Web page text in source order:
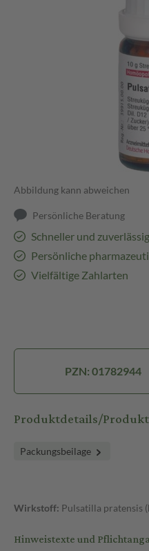
Abbildung kann abweichen
Persönliche Beratung
Schneller und
Persönliche
Vielfältige Zahlarten
PZN: 01782944
Produktdetails/
Packungsbeilage
Wirkstoff: Pulsatilla pratensis
Hinweistexte und